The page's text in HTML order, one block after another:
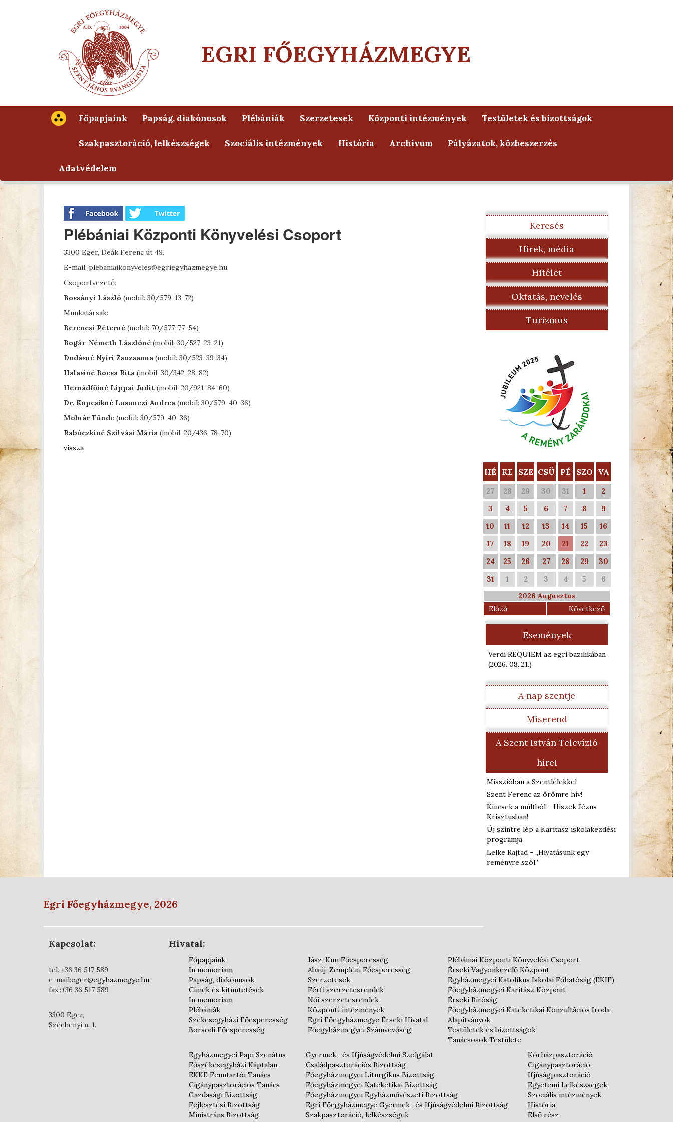
EGRI FŐEGYHÁZMEGYE
Főpapjaink Papság, diakónusok Plébániák Szerzetesek Központi intézmények Testületek és bizottságok
Szakpasztoráció, lelkészségek Szociális intézmények História Archívum Pályázatok, közbeszerzés
Adatvédelem
Plébániai Központi Könyvelési Csoport
3300 Eger, Deák Ferenc út 49.
E-mail: plebaniaikonyveles@egriegyhazmegye.hu
Csoportvezető:
Bossányi László (mobil: 30/579-13-72)
Munkatársak:
Berencsi Péterné (mobil: 70/577-77-54)
Bogár-Németh Lászlóné (mobil: 30/527-23-21)
Dudásné Nyíri Zsuzsanna (mobil: 30/523-39-34)
Halasiné Bocsa Rita (mobil: 30/342-28-82)
Hernádfőiné Lippai Judit (mobil: 20/921-84-60)
Dr. Kopcsikné Losonczi Andrea (mobil: 30/579-40-36)
Molnár Tünde (mobil: 30/579-40-36)
Rabóczkiné Szilvási Mária (mobil: 20/436-78-70)
vissza
Keresés
Hírek, média
Hitélet
Oktatás, nevelés
Turizmus
HÉ KE SZE CSÜ PÉ SZO VA
27 28 29 30 31 1
2
3
4 5 6 7 8
9
10
11 12 13 14 15
16
17
18 19 20 21 22
23
24
25 26 27 28 29
30
31
1 2 3 4 5 6
2026 Augusztus
Előző
Következő
Események
Verdi REQUIEM az egri bazilikában
(2026. 08. 21.)
A nap szentje
Miserend
A Szent István Televízió
hírei
Misszióban a Szentlélekkel
Szent Ferenc az örömre hív!
Kincsek a múltból - Hiszek Jézus
Krisztusban!
Új szintre lép a Karitasz iskolakezdési
programja
Lelke Rajtad - „Hivatásunk egy
reményre szól”
Egri Főegyházmegye, 2026
Kapcsolat:
tel.:+36 36 517 589
e-mail:eger@egyhazmegye.hu
fax.:+36 36 517 589
3300 Eger,
Széchenyi u. 1.
Hivatal:
Főpapjaink
In memoriam
Papság, diakónusok
Címek és kitüntetések
In memoriam
Plébániák
Székesegyházi Főesperesség
Borsodi Főesperesség
Jász-Kun Főesperesség
Abaúj-Zempléni Főesperesség
Szerzetesek
Férfi szerzetesrendek
Női szerzetesrendek
Központi intézmények
Egri Főegyházmegye Érseki Hivatal
Főegyházmegyei Számvevőség
Plébániai Központi Könyvelési Csoport
Érseki Vagyonkezelő Központ
Egyházmegyei Katolikus Iskolai Főhatóság (EKIF)
Főegyházmegyei Karitász Központ
Érseki Bíróság
Főegyházmegyei Kateketikai Konzultációs Iroda
Alapítványok
Testületek és bizottságok
Tanácsosok Testülete
Egyházmegyei Papi Szenátus
Főszékesegyházi Káptalan
EKKE Fenntartói Tanács
Cigánypasztorációs Tanács
Gazdasági Bizottság
Fejlesztési Bizottság
Ministráns Bizottság
Gyermek- és Ifjúságvédelmi Szolgálat
Családpasztorációs Bizottság
Főegyházmegyei Liturgikus Bizottság
Főegyházmegyei Kateketikai Bizottság
Főegyházmegyei Egyházművészeti Bizottság
Egri Főegyházmegye Gyermek- és Ifjúságvédelmi Bizottság
Szakpasztoráció, lelkészségek
Kórházpasztoráció
Cigánypasztoráció
Ifjúságpasztoráció
Egyetemi Lelkészségek
Szociális intézmények
História
Első rész